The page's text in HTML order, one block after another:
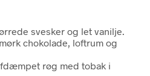
svesker og let vanilje.
chokolade, loftrum og
røg med tobak i